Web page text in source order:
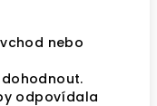
nebo
odpovídala